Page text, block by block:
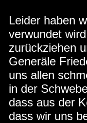
Leider haben
verwundet
zurückziehen
Generäle
uns allen
in der
dass aus der
dass wir uns